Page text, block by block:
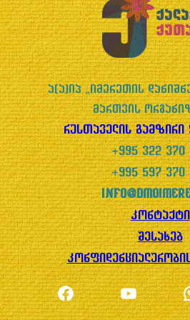
5
ა(ა)იპ „იმერეთის
მართვის
რუსთაველის გამზირი
+995 322 370
+995 597 370
კონტაქტი
შესახებ
Facebook YouTube